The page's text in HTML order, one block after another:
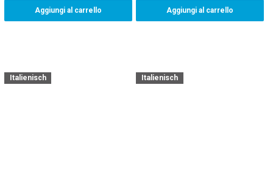
Aggiungi al carrello Aggiungi al carrello
Italienisch Italienisch